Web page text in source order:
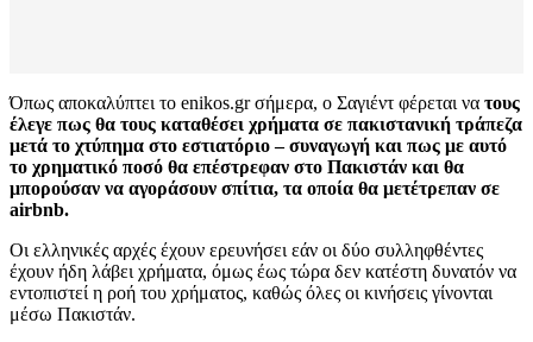
Όπως αποκαλύπτει το enikos.gr σήμερα, ο Σαγιέντ φέρεται να τους
έλεγε πως θα τους καταθέσει χρήματα σε πακιστανική τράπεζα
μετά το χτύπημα στο εστιατόριο – συναγωγή και πως με αυτό
το χρηματικό ποσό θα επέστρεφαν στο Πακιστάν και θα
μπορούσαν να αγοράσουν σπίτια, τα οποία θα μετέτρεπαν σε
airbnb.
Οι ελληνικές αρχές έχουν ερευνήσει εάν οι δύο συλληφθέντες
έχουν ήδη λάβει χρήματα, όμως έως τώρα δεν κατέστη δυνατόν να
εντοπιστεί η ροή του χρήματος, καθώς όλες οι κινήσεις γίνονται
μέσω Πακιστάν.